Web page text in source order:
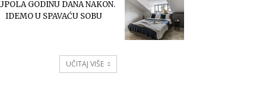
GODINU DANA NAKON.
IDEMO U SPAVAĆU SOBU
UČITAJ VIŠE